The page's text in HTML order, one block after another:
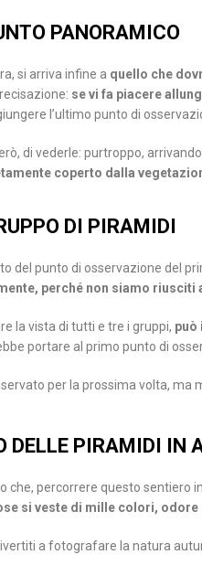
PANORAMICO
si arriva infine a quello che
se vi fa piacere
l’ultimo punto di
di vederle: purtroppo,
coperto dalla
DI PIRAMIDI
del punto di osservazione del
perché non siamo riusciti
la vista di tutti e tre i gruppi, può
portare al primo punto di
per la prossima volta,
DELLE PIRAMIDI IN
che, percorrere questo sentiero
si veste di mille colori,
a fotografare la natura